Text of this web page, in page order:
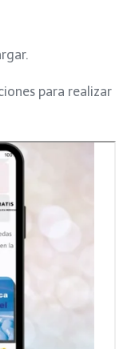
para realizar